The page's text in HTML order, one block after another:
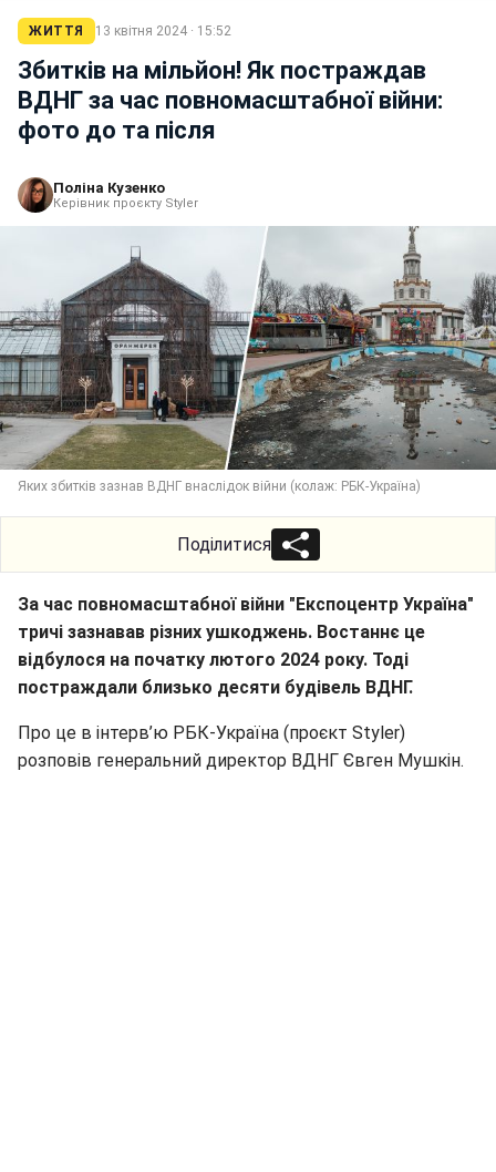
ЖИТТЯ 13 квітня 2024 · 15:52
Збитків на мільйон! Як постраждав
ВДНГ за час повномасштабної війни:
фото до та після
Поліна Кузенко
Керівник проєкту Styler
Яких збитків зазнав ВДНГ внаслідок війни (колаж: РБК-Україна)
Поділитися
За час повномасштабної війни "Експоцентр Україна"
тричі зазнавав різних ушкоджень. Востаннє це
відбулося на початку лютого 2024 року. Тоді
постраждали близько десяти будівель ВДНГ.
Про це в інтерв’ю РБК-Україна (проєкт Styler)
розповів генеральний директор ВДНГ Євген Мушкін.